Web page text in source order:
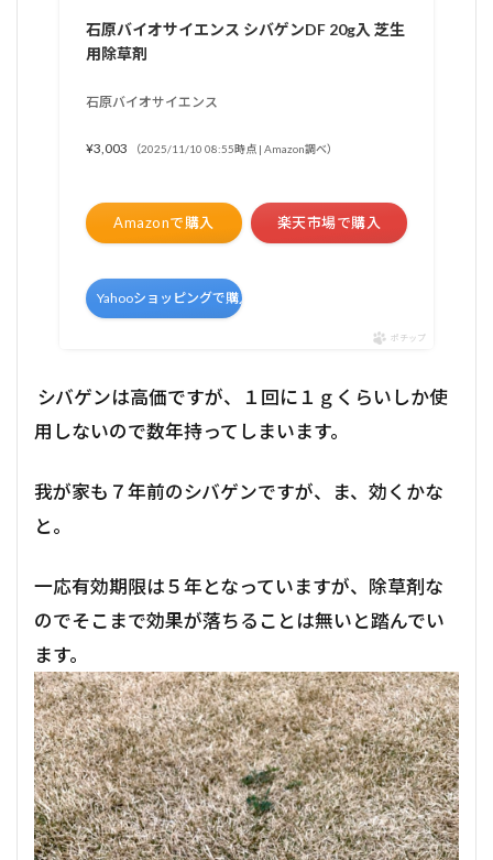
石原バイオサイエンス シバゲンDF 20g入 芝生
用除草剤
石原バイオサイエンス
¥3,003 （2025/11/10 08:55時点 | Amazon調べ）
Amazonで購入 楽天市場で購入
Yahooショッピングで購入
ポチップ
シバゲンは高価ですが、１回に１ｇくらいしか使
用しないので数年持ってしまいます。
我が家も７年前のシバゲンですが、ま、効くかな
と。
一応有効期限は５年となっていますが、除草剤な
のでそこまで効果が落ちることは無いと踏んでい
ます。